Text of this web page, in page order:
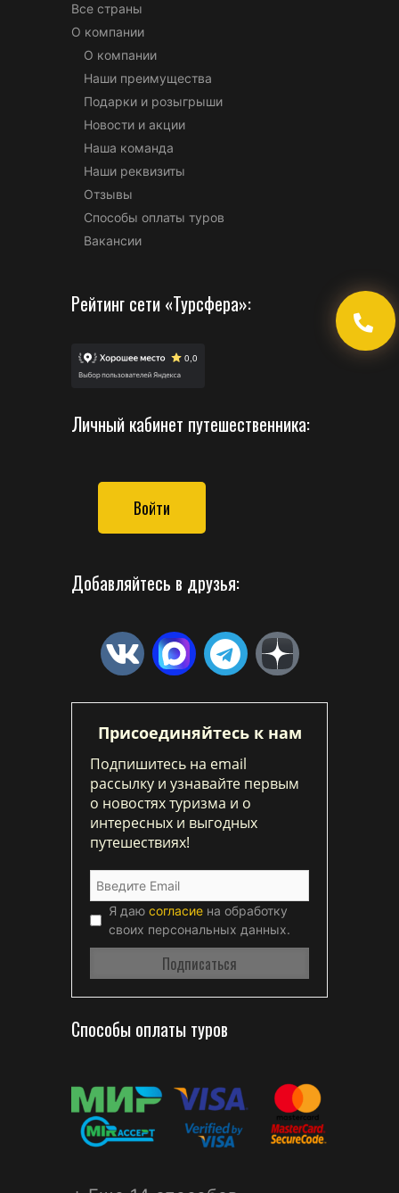
Все страны
О компании
О компании
Наши преимущества
Подарки и розыгрыши
Новости и акции
Наша команда
Наши реквизиты
Отзывы
Способы оплаты туров
Вакансии
Рейтинг сети «Турсфера»:
Личный кабинет путешественника:
Войти
Добавляйтесь в друзья:
Присоединяйтесь к нам
Подпишитесь на email
рассылку и узнавайте первым
о новостях туризма и о
интересных и выгодных
путешествиях!
Я даю согласие на обработку
своих персональных данных.
Способы оплаты туров